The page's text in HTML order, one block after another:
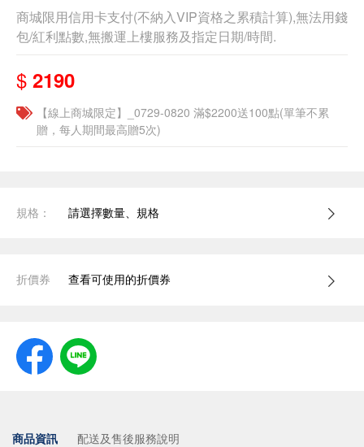
商城限用信用卡支付(不納入VIP資格之累積計算),無法用錢
包/紅利點數,無搬運上樓服務及指定日期/時間.
$ 2190
【線上商城限定】_0729-0820 滿$2200送100點(單筆不累
贈，每人期間最高贈5次)
規格： 請選擇數量、規格
折價券 查看可使用的折價券
商品資訊 配送及售後服務說明